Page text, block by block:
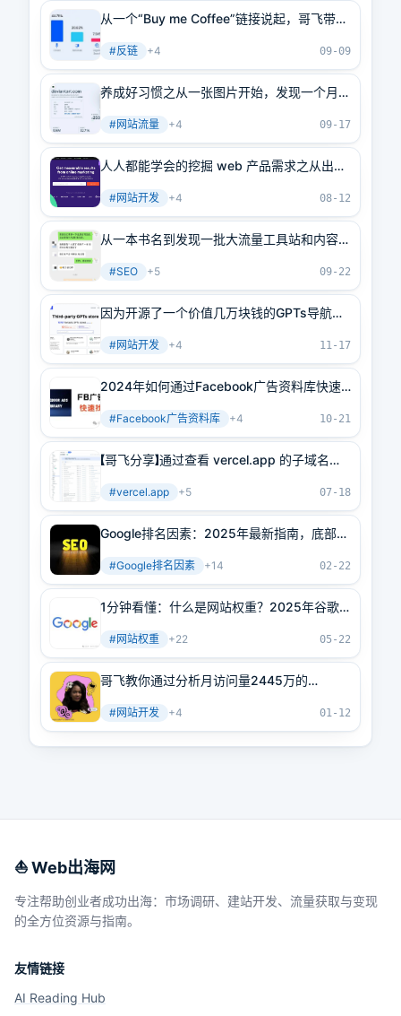
从一个“Buy me Coffee”链接说起，哥飞带你
#反链 +4 09-09
养成好习惯之从一张图片开始，发现一个月访
#网站流量 +4 09-17
人人都能学会的挖掘 web 产品需求之从出站
#网站开发 +4 08-12
从一本书名到发现一批大流量工具站和内容站
#SEO +5 09-22
因为开源了一个价值几万块钱的GPTs导航程
#网站开发 +4 11-17
2024年如何通过Facebook广告资料库快速
#Facebook广告资料库 +4 10-21
【哥飞分享】通过查看 vercel.app 的子域名发
#vercel.app +5 07-18
Google排名因素：2025年最新指南，底部有
#Google排名因素 +14 02-22
1分钟看懂：什么是网站权重？2025年谷歌
#网站权重 +22 05-22
哥飞教你通过分析月访问量2445万的
需求
#网站开发 +4 01-12
⛵️ Web出海网
专注帮助创业者成功出海：市场调研、建站开发、流量获取与变现
的全方位资源与指南。
友情链接
AI Reading Hub